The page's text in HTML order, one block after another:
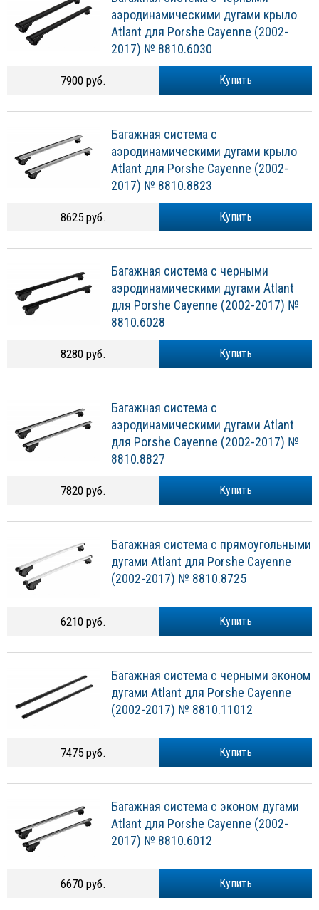
аэродинамическими дугами крыло
Atlant для Porshe Cayenne (2002-
2017) № 8810.6030
Купить
7900 руб.
Багажная система с
аэродинамическими дугами крыло
Atlant для Porshe Cayenne (2002-
2017) № 8810.8823
Купить
8625 руб.
Багажная система с черными
аэродинамическими дугами Atlant
для Porshe Cayenne (2002-2017) №
8810.6028
Купить
8280 руб.
Багажная система с
аэродинамическими дугами Atlant
для Porshe Cayenne (2002-2017) №
8810.8827
Купить
7820 руб.
Багажная система с прямоугольными
дугами Atlant для Porshe Cayenne
(2002-2017) № 8810.8725
Купить
6210 руб.
Багажная система с черными эконом
дугами Atlant для Porshe Cayenne
(2002-2017) № 8810.11012
Купить
7475 руб.
Багажная система с эконом дугами
Atlant для Porshe Cayenne (2002-
2017) № 8810.6012
Купить
6670 руб.